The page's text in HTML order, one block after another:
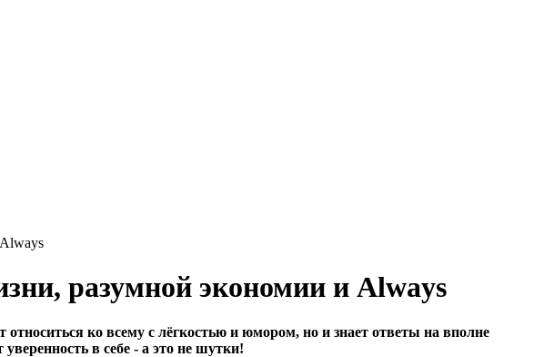
разумной экономии и Always
ко всему с лёгкостью и юмором, но и знает ответы на вполне
в себе - а это не шутки!